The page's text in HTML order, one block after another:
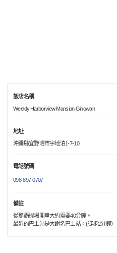
飯店名稱
Weekly Harborview Mansion Ginowan
地址
沖繩縣宜野灣市宇地泊1-7-10
電話號碼
098-897-0707
備註
從那霸機場開車大約需要40分鐘。
最近的巴士站是大謝名巴士站。(徒步2分鐘）